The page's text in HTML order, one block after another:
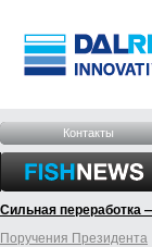
Контакты
Сильная переработка
Поручения Президента